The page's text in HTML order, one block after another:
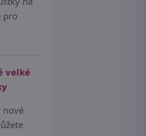
pro
velké
nové